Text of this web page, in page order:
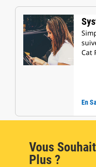
Cat
En
Vous
Plus ?